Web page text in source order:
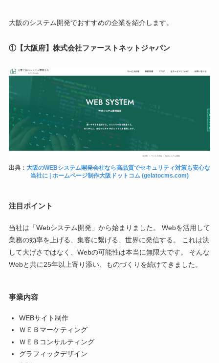
大阪のシステム開発でおすすめの企業を紹介します。
①【大阪府】株式会社ファーストネットジャパン
出典： 大阪のWEBシステム開発会社なら高品質でセキュリティ対策も安心な
当社に | ホームページ制作大阪ドットコム (gelatocms.com)
注目ポイント
当社は「Webシステム開発」から始まりました。 Webを活用して
業務の効率を上げる、集客に繋げる、世界に発信する。 これは決
して大げさではなく、Webの可能性は本当に無限大です。 そんな
Webと共に25年以上寄り添い、ものづくりを続けてきました。
事業内容
WEBサイト制作
ＷＥＢマーケティング
ＷＥＢコンサルティング
グラフィックデザイン